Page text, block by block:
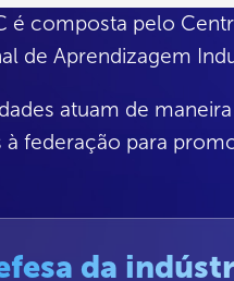
é composta pelo
de Aprendizagem
atuam de
à federação para
da